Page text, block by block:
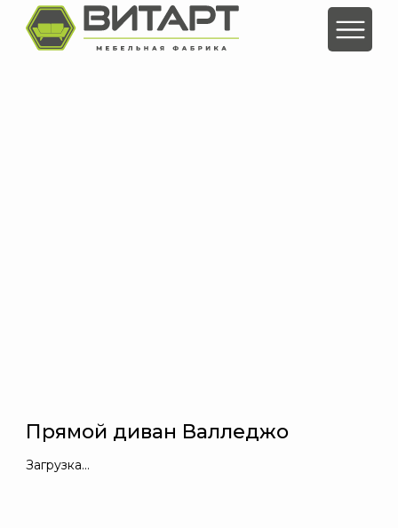
Загрузка...
Прямой диван Валледжо